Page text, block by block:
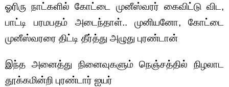
ஓரிரு நாட்களில் கோட்டை முனீஸ்வரர் கைவிட்டு விட,
பாட்டி பரமபதம் அடைந்தாள்.. முனியனோ, கோட்டை
முனீஸ்வரரை திட்டி தீர்த்து அழுது புரண்டான்
இந்த அனைத்து நினைவுகளும் நெஞ்சத்தில் நிழலாட
தூக்கமின்றி புரண்டார் ஐயர்